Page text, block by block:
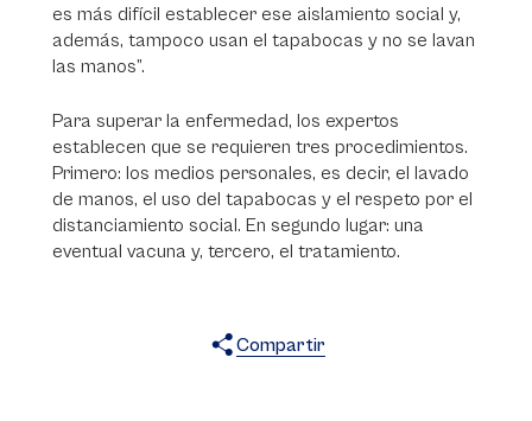
es más difícil establecer ese aislamiento social y,
además, tampoco usan el tapabocas y no se lavan
las manos”.
Para superar la enfermedad, los expertos
establecen que se requieren tres procedimientos.
Primero: los medios personales, es decir, el lavado
de manos, el uso del tapabocas y el respeto por el
distanciamiento social. En segundo lugar: una
eventual vacuna y, tercero, el tratamiento.
Compartir